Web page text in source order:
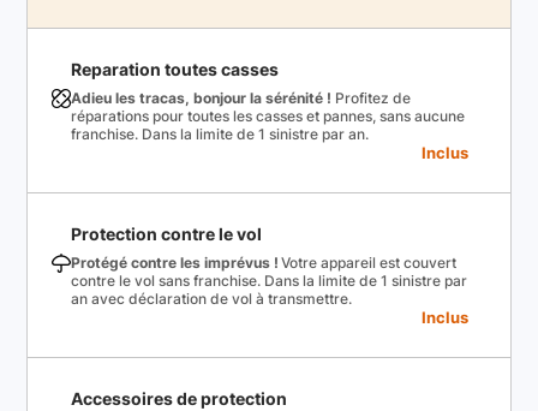
Reparation toutes casses
Adieu les tracas, bonjour la sérénité ! Profitez de
réparations pour toutes les casses et pannes, sans aucune
franchise. Dans la limite de 1 sinistre par an.
Inclus
Protection contre le vol
Protégé contre les imprévus ! Votre appareil est couvert
contre le vol sans franchise. Dans la limite de 1 sinistre par
an avec déclaration de vol à transmettre.
Inclus
Accessoires de protection